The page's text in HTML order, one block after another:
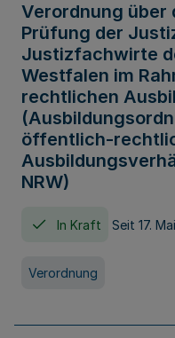
Verordnung über
Prüfung der
Justizfachwirte
Westfalen im
rechtlichen
öffentlich-
NRW)
In Kraft Seit 17.
Verordnung